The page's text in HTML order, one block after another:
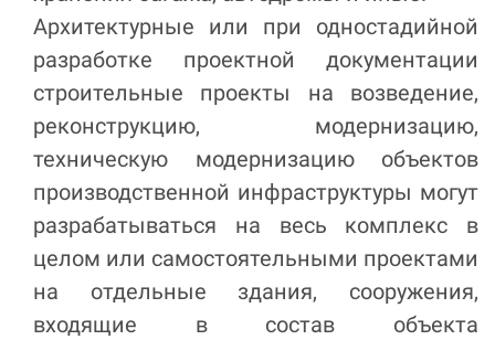
Архитектурные или при одностадийной
разработке проектной документации
строительные проекты на возведение,
реконструкцию, модернизацию,
техническую модернизацию объектов
производственной инфраструктуры могут
разрабатываться на весь комплекс в
целом или самостоятельными проектами
на отдельные здания, сооружения,
входящие в состав объекта